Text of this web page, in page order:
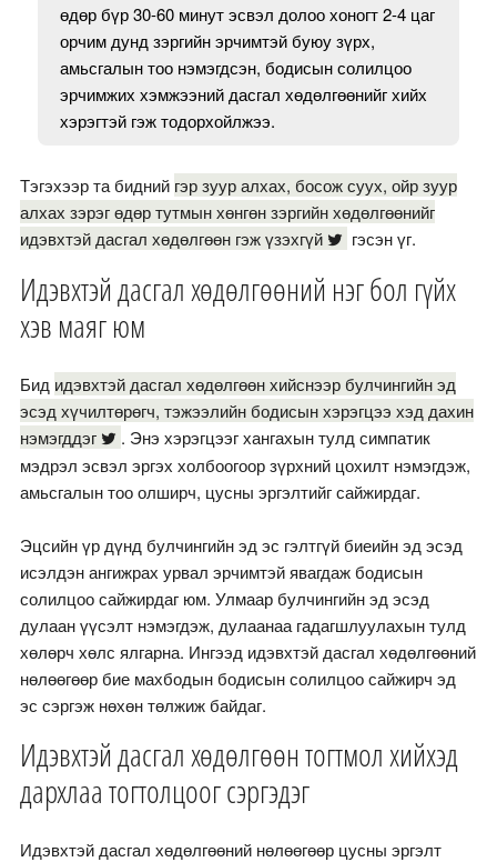
өдөр бүр 30-60 минут эсвэл долоо хоногт 2-4 цаг
орчим дунд зэргийн эрчимтэй буюу зүрх,
амьсгалын тоо нэмэгдсэн, бодисын солилцоо
эрчимжих хэмжээний дасгал хөдөлгөөнийг хийх
хэрэгтэй гэж тодорхойлжээ.
Тэгэхээр та бидний гэр зуур алхах, босож суух, ойр зуур
алхах зэрэг өдөр тутмын хөнгөн зэргийн хөдөлгөөнийг
идэвхтэй дасгал хөдөлгөөн гэж үзэхгүй
гэсэн үг.
Идэвхтэй дасгал хөдөлгөөний нэг бол гүйх
хэв маяг юм
Бид идэвхтэй дасгал хөдөлгөөн хийснээр булчингийн эд
эсэд хүчилтөрөгч, тэжээлийн бодисын хэрэгцээ хэд дахин
нэмэгддэг
. Энэ хэрэгцээг хангахын тулд симпатик
мэдрэл эсвэл эргэх холбоогоор зүрхний цохилт нэмэгдэж,
амьсгалын тоо олширч, цусны эргэлтийг сайжирдаг.
Эцсийн үр дүнд булчингийн эд эс гэлтгүй биеийн эд эсэд
исэлдэн ангижрах урвал эрчимтэй явагдаж бодисын
солилцоо сайжирдаг юм. Улмаар булчингийн эд эсэд
дулаан үүсэлт нэмэгдэж, дулаанаа гадагшлуулахын тулд
хөлөрч хөлс ялгарна. Ингээд идэвхтэй дасгал хөдөлгөөний
нөлөөгөөр бие махбодын бодисын солилцоо сайжирч эд
эс сэргэж нөхөн төлжиж байдаг.
Идэвхтэй дасгал хөдөлгөөн тогтмол хийхэд
дархлаа тогтолцоог сэргэдэг
Идэвхтэй дасгал хөдөлгөөний нөлөөгөөр цусны эргэлт